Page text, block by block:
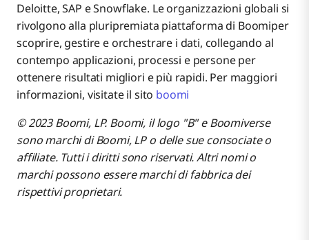
Deloitte, SAP e Snowflake. Le organizzazioni globali si
rivolgono alla pluripremiata piattaforma di Boomiper
scoprire, gestire e orchestrare i dati, collegando al
contempo applicazioni, processi e persone per
ottenere risultati migliori e più rapidi. Per maggiori
informazioni, visitate il sito boomi
© 2023 Boomi, LP. Boomi, il logo "B" e Boomiverse
sono marchi di Boomi, LP o delle sue consociate o
affiliate. Tutti i diritti sono riservati. Altri nomi o
marchi possono essere marchi di fabbrica dei
rispettivi proprietari.